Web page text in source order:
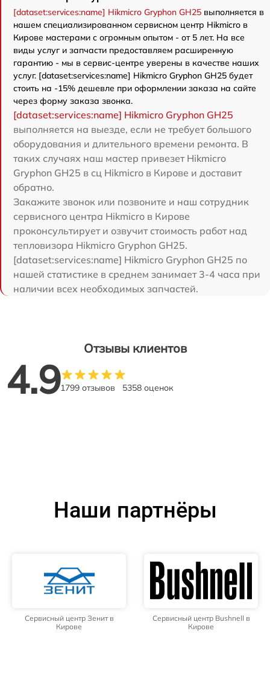
[dataset:services:name] Hikmicro Gryphon GH25 выполняется в
нашем специализированном сервисном центр Hikmicro в
Кирове мастерами с огромным опытом - от 5 лет. На все
виды услуг и запчасти предоставляем расширенную
гарантию - мы в сервис-центре уверены в качестве наших
услуг. [dataset:services:name] Hikmicro Gryphon GH25 будет
стоить на -15% дешевле при оформлении заказа на сайте
через форму заказа звонка.
[dataset:services:name] Hikmicro Gryphon GH25
выполняется на выезде, если не требует большого
оборудования и длительного времени ремонта. В
таких случаях наш мастер привезет Hikmicro
Gryphon GH25 в сц Hikmicro в Кирове и доставит
обратно.
Закажите звонок или позвоните и наш сотрудник
сервисного центра Hikmicro в Кирове
проконсультирует и озвучит стоимость работ над
тепловизора Hikmicro Gryphon GH25.
[dataset:services:name] Hikmicro Gryphon GH25 по
нашей статистике в среднем занимает 3-4 часа при
наличии всех необходимых запчастей.
Отзывы клиентов
4.91799 отзывов 5358 оценок
Наши партнёры
Сервисный центр Зенит в
Кирове
Сервисный центр Bushnell в
Кирове